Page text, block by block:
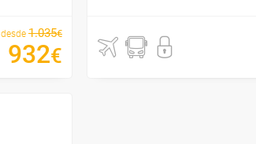
desde 1.035€
932€